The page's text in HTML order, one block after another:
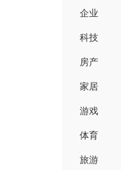
企业
科技
房产
家居
游戏
体育
旅游